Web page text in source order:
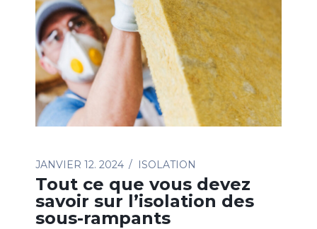
JANVIER 12. 2024 ISOLATION
Tout ce que vous devez
savoir sur l’isolation des
sous-rampants